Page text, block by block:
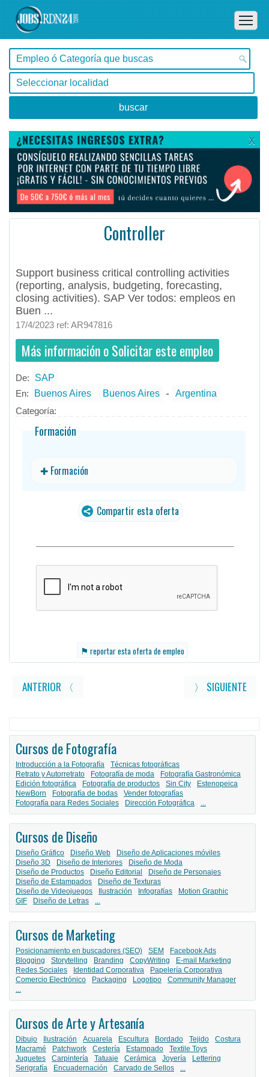
X
Controller
Support business critical controlling activities
(reporting, analysis, budgeting, forecasting,
closing activities). SAP Ver todos: empleos en
Buen ...
17/4/2023 ref: AR947816
Más información o Solicitar este empleo
De: SAP
En: Buenos Aires Buenos Aires - Argentina
Categoría:
Formación
✚ Formación
Compartir esta oferta
⚑ reportar esta oferta de empleo
ANTERIOR 〈 〉 SIGUIENTE
Cursos de Fotografía
Introducción a la Fotografía
Técnicas fotográficas
Retrato y Autorretrato
Fotografía de moda
Fotografía Gastronómica
Edición fotográfica
Fotografía de productos Sin City
Estenopeica
NewBorn
Fotografía de bodas
Vender fotografías
Fotografía para Redes Sociales
Dirección Fotográfica ...
Cursos de Diseño
Diseño Gráfico Diseño Web
Diseño de Aplicaciones móviles
Diseño 3D
Diseño de Interiores
Diseño de Moda
Diseño de Productos
Diseño Editorial
Diseño de Personajes
Diseño de Estampados
Diseño de Texturas
Diseño de Videojuegos
Ilustración Infografías
Motion Graphic
GIF
Diseño de Letras ...
Cursos de Marketing
Posicionamiento en buscadores (SEO) SEM
Facebook Ads
Blogging
Storytelling Branding CopyWriting
E-mail Marketing
Redes Sociales
Identidad Corporativa
Papelería Corporativa
Comercio Electrónico
Packaging Logotipo
Community Manager
...
Cursos de Arte y Artesanía
Dibujo Ilustración Acuarela Escultura Bordado Tejido
Costura
Macramé
Patchwork Cestería Estampado
Textile Toys
Juguetes
Carpintería Tatuaje Cerámica Joyería
Lettering
Serigrafía
Encuadernación Carvado de Sellos ...